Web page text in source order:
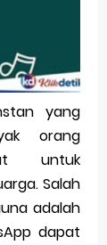
Togel
Abangku
8 August
yang
orang
untuk
Salah
adalah
dapat